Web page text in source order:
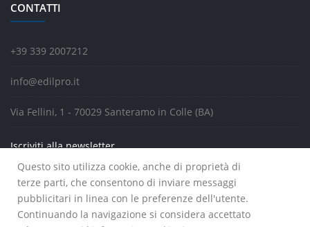
Questo sito utilizza cookie, anche di proprietà di
terze parti, che consentono di inviare messaggi
pubblicitari in linea con le preferenze dell'utente.
Continuando la navigazione si considera accettato
CONTATTI
+39 339 2007212
info@edilpro.it
Via Fellini, 1 - 70029 Santeramo in Colle (BA)
Iscriviti alla newsletter